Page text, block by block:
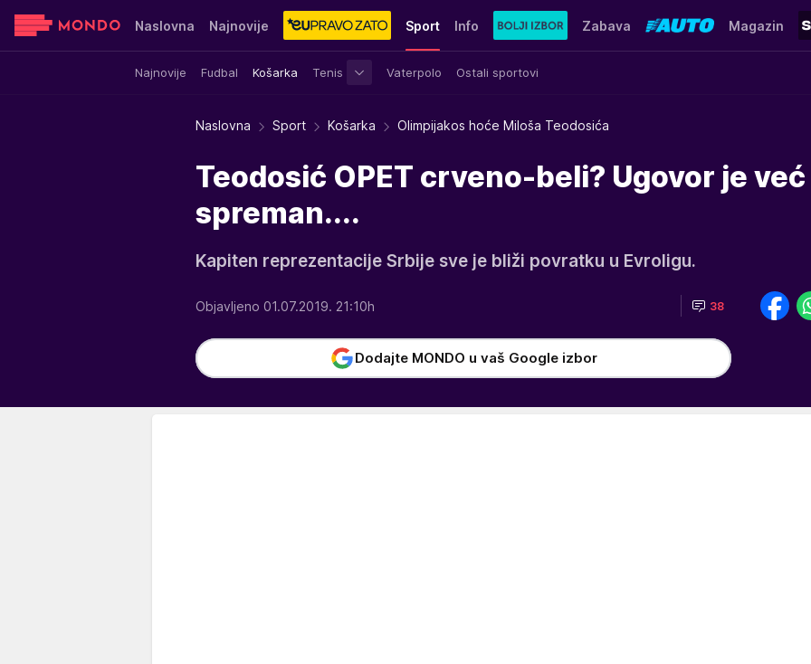
Naslovna Najnovije Sport
Najnovije Fudbal Košarka Tenis Vaterpolo Ostali sportovi
Info Zabava Magazin
Sensa Stvar ukusa Yumama
Naslovna Sport Košarka Olimpijakos hoće Miloša Teodosića
Teodosić OPET crveno-beli? Ugovor je već
spreman....
Kapiten reprezentacije Srbije sve je bliži povratku u Evroligu.
Objavljeno 01.07.2019. 21:10h 38
Dodajte MONDO u vaš Google izbor